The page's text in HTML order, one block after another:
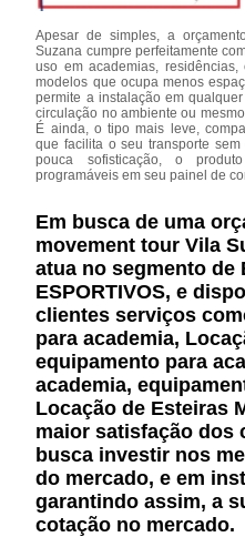
Apesar de simples, a
Suzana cumpre perfeitamente
uso em academias,
modelos que ocupa menos
permite a instalação em
circulação no ambiente ou
É ainda, o tipo mais leve,
que facilita o seu transporte
pouca sofisticação, o
programáveis em seu painel de
Em busca de uma
movement tour Vila
atua no segmento de
ESPORTIVOS, e
clientes serviços
para academia,
equipamento para
academia,
Locação de Esteiras
maior satisfação dos
busca investir nos
do mercado, e em
garantindo assim, a
cotação no mercado.